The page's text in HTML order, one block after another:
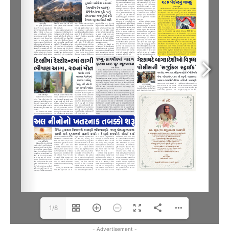
1/8
- Advertisement -